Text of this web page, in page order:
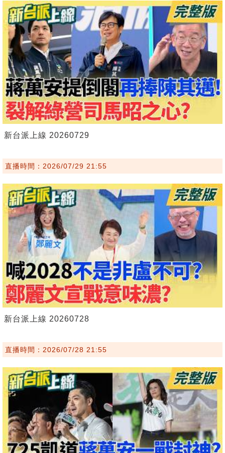
新台派上線 20260729
直播時間：2026/07/29 21:55
新台派上線 20260728
直播時間：2026/07/28 21:55